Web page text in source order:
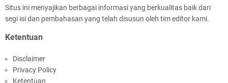
Payung Hukum Terbaru: Jaminan Hari Tua bagi
yang Terbit
Situs ini menyajikan berbagai informasi yang berkualitas baik dari
segi isi dan pembahasan yang telah disusun oleh tim editor kami.
Ketentuan
Disclaimer
Privacy Policy
Ketentuan